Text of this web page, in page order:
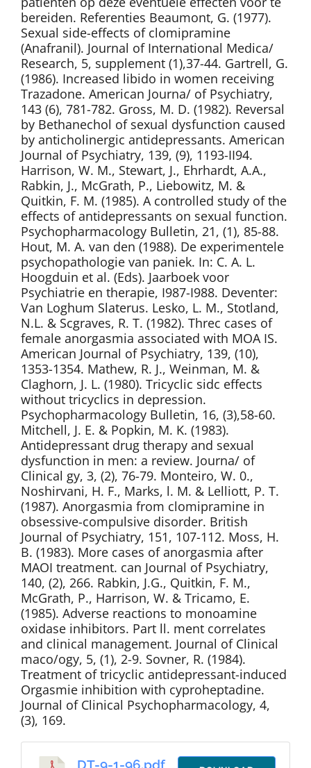
bereiden. Referenties Beaumont, G. (1977).
Sexual side-effects of clomipramine
(Anafranil). Journal of International Medica/
Research, 5, supplement (1),37-44. Gartrell, G.
(1986). Increased libido in women receiving
Trazadone. American Journa/ of Psychiatry,
143 (6), 781-782. Gross, M. D. (1982). Reversal
by Bethanechol of sexual dysfunction caused
by anticholinergic antidepressants. American
Journal of Psychiatry, 139, (9), 1193-II94.
Harrison, W. M., Stewart, J., Ehrhardt, A.A.,
Rabkin, J., McGrath, P., Liebowitz, M. &
Quitkin, F. M. (1985). A controlled study of the
effects of antidepressants on sexual function.
Psychopharmacology Bulletin, 21, (1), 85-88.
Hout, M. A. van den (1988). De experimentele
psychopathologie van paniek. In: C. A. L.
Hoogduin et al. (Eds). Jaarboek voor
Psychiatrie en therapie, I987-I988. Deventer:
Van Loghum Slaterus. Lesko, L. M., Stotland,
N.L. & Scgraves, R. T. (1982). Threc cases of
female anorgasmia associated with MOA IS.
American Journal of Psychiatry, 139, (10),
1353-1354. Mathew, R. J., Weinman, M. &
Claghorn, J. L. (1980). Tricyclic sidc effects
without tricyclics in depression.
Psychopharmacology Bulletin, 16, (3),58-60.
Mitchell, J. E. & Popkin, M. K. (1983).
Antidepressant drug therapy and sexual
dysfunction in men: a review. Journa/ of
Clinical gy, 3, (2), 76-79. Monteiro, W. 0.,
Noshirvani, H. F., Marks, l. M. & Lelliott, P. T.
(1987). Anorgasmia from clomipramine in
obsessive-compulsive disorder. British
Journal of Psychiatry, 151, 107-112. Moss, H.
B. (1983). More cases of anorgasmia after
MAOI treatment. can Journal of Psychiatry,
140, (2), 266. Rabkin, J.G., Quitkin, F. M.,
McGrath, P., Harrison, W. & Tricamo, E.
(1985). Adverse reactions to monoamine
oxidase inhibitors. Part ll. ment correlates
and clinical management. Journal of Clinical
maco/ogy, 5, (1), 2-9. Sovner, R. (1984).
Treatment of tricyclic antidepressant-induced
Orgasmie inhibition with cyproheptadine.
Journal of Clinical Psychopharmacology, 4,
(3), 169.
DT-9-1-96.pdf